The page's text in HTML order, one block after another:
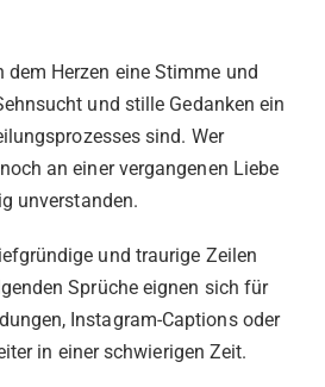
dem Herzen eine Stimme und
und stille Gedanken ein
sind. Wer
an einer vergangenen Liebe
unverstanden.
und traurige Zeilen
Sprüche eignen sich für
Instagram-Captions oder
in einer schwierigen Zeit.